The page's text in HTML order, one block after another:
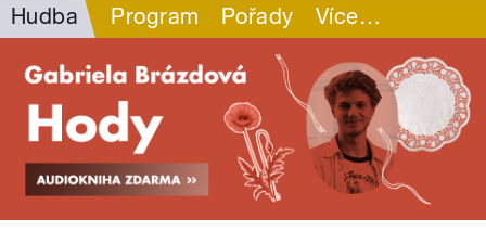
Hudba Program Pořady Více…